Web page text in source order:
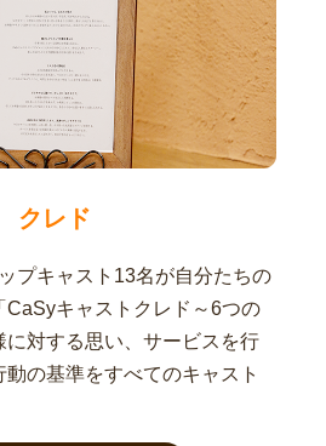
クレド
プキャスト13名が自分たちの
CaSyキャストクレド～6つの
に対する思い、サービスを行
動の基準をすべてのキャスト